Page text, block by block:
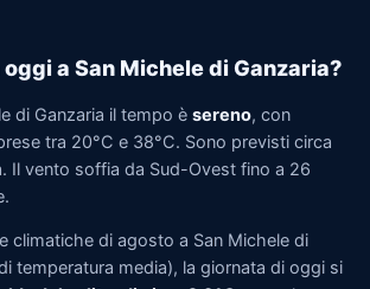
a San Michele di Ganzaria?
di Ganzaria il tempo è sereno, con
tra 20°C e 38°C. Sono previsti circa
Il vento soffia da Sud-Ovest fino a 26
climatiche di agosto a San Michele di
temperatura media), la giornata di oggi si